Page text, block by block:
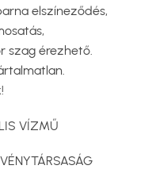
elszíneződés,
szag érezhető.
VÍZMŰ